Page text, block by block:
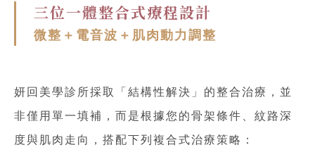
三位一體整合式療程設計
微整＋電音波＋肌肉動力調整
妍回美學診所採取「結構性解決」的整合治療，並
非僅用單一填補，而是根據您的骨架條件、紋路深
度與肌肉走向，搭配下列複合式治療策略：